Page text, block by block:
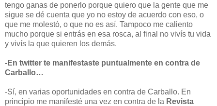
tengo ganas de ponerlo porque quiero que la gente que me
sigue se dé cuenta que yo no estoy de acuerdo con eso, o
que me molestó, o que no es así. Tampoco me caliento
mucho porque si entrás en esa rosca, al final no vivís tu vida
y vivís la que quieren los demás.
-En twitter te manifestaste puntualmente en contra de
Carballo…
-Sí, en varias oportunidades en contra de Carballo. En
principio me manifesté una vez en contra de la Revista